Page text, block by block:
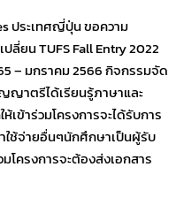
ประเทศญี่ปุ่น ขอความ
ลี่ยน TUFS Fall Entry 2022
– มกราคม 2566 กิจกรรมจัด
ญาตรีได้เรียนรู้ภาษาและ
ข้าร่วมโครงการจะได้รับการ
ใช้จ่ายอื่นๆนักศึกษาเป็นผู้รับ
โครงการจะต้องส่งเอกสาร